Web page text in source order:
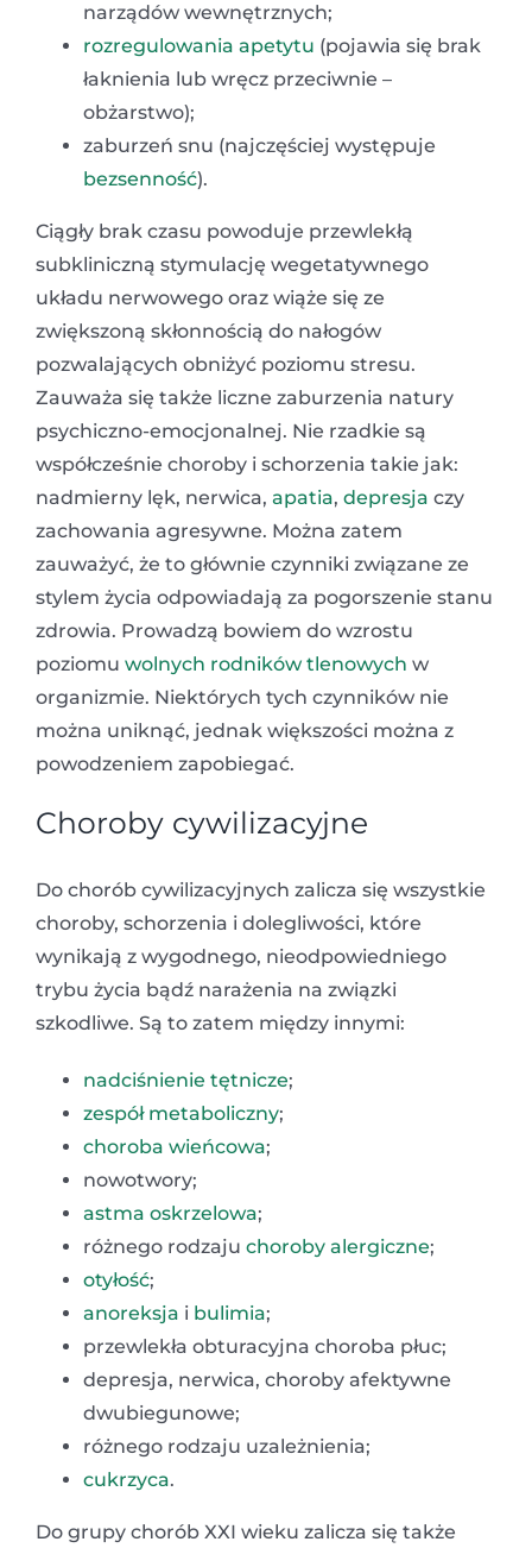
narządów wewnętrznych;
rozregulowania apetytu (pojawia się brak
łaknienia lub wręcz przeciwnie –
obżarstwo);
zaburzeń snu (najczęściej występuje
bezsenność).
Ciągły brak czasu powoduje przewlekłą
subkliniczną stymulację wegetatywnego
układu nerwowego oraz wiąże się ze
zwiększoną skłonnością do nałogów
pozwalających obniżyć poziomu stresu.
Zauważa się także liczne zaburzenia natury
psychiczno-emocjonalnej. Nie rzadkie są
współcześnie choroby i schorzenia takie jak:
nadmierny lęk, nerwica, apatia, depresja czy
zachowania agresywne. Można zatem
zauważyć, że to głównie czynniki związane ze
stylem życia odpowiadają za pogorszenie stanu
zdrowia. Prowadzą bowiem do wzrostu
poziomu wolnych rodników tlenowych w
organizmie. Niektórych tych czynników nie
można uniknąć, jednak większości można z
powodzeniem zapobiegać.
Choroby cywilizacyjne
Do chorób cywilizacyjnych zalicza się wszystkie
choroby, schorzenia i dolegliwości, które
wynikają z wygodnego, nieodpowiedniego
trybu życia bądź narażenia na związki
szkodliwe. Są to zatem między innymi:
nadciśnienie tętnicze;
zespół metaboliczny;
choroba wieńcowa;
nowotwory;
astma oskrzelowa;
różnego rodzaju choroby alergiczne;
otyłość;
anoreksja i bulimia;
przewlekła obturacyjna choroba płuc;
depresja, nerwica, choroby afektywne
dwubiegunowe;
różnego rodzaju uzależnienia;
cukrzyca.
Do grupy chorób XXI wieku zalicza się także